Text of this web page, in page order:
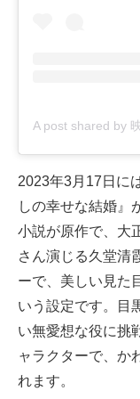
A post shared by
2023年3月17日に
しの幸せな結婚』
小説が原作で、大
さん演じる久堂清
ーで、美しい見た
いう設定です。目
い無愛想な役に挑
ャラクターで、か
れます。